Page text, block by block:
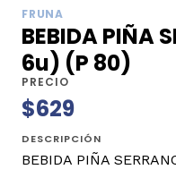
FRUNA
BEBIDA PIÑA
6u) (P 80)
PRECIO
$629
DESCRIPCIÓN
BEBIDA PIÑA